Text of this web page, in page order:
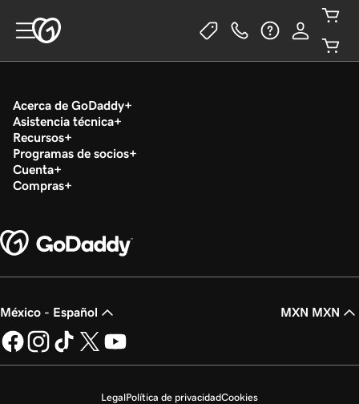
Acerca de GoDaddy
Asistencia técnica
Recursos
Programas de socios
Cuenta
Compras
México - Español MXN MXN
LegalPolítica de privacidadCookies